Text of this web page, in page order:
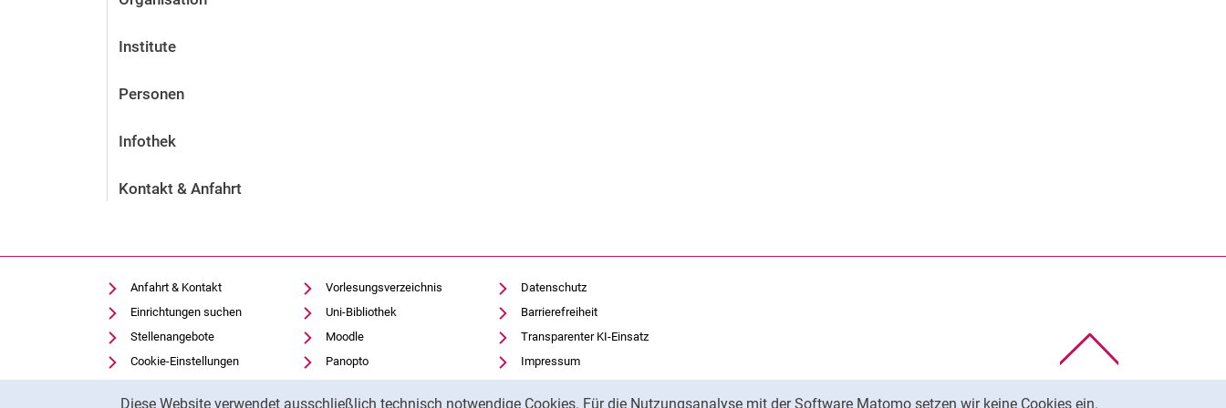
Diese Website verwendet ausschließlich technisch notwendige Cookies. Für die Nutzungsanalyse mit der Software Matomo setzen wir keine Cookies ein.
Institute
Personen
Infothek
Kontakt & Anfahrt
Anfahrt & Kontakt
Einrichtungen suchen
Stellenangebote
Cookie-Einstellungen
Vorlesungsverzeichnis
Uni-Bibliothek
Moodle
Panopto
Datenschutz
Barrierefreiheit
Transparenter KI-Einsatz
Impressum